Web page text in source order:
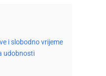
i slobodno vrijeme
udobnosti